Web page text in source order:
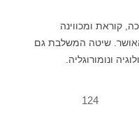
קוראת ומכווינה
שיטה המשלבת גם
ונומורוגליה.
124